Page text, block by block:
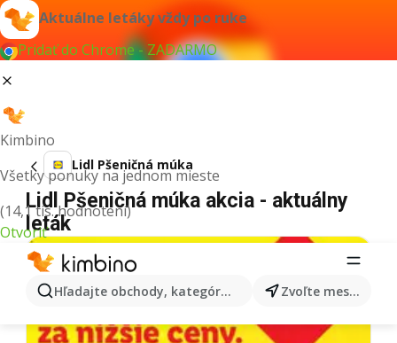
Aktuálne letáky vždy po ruke
Pridať do Chrome - ZADARMO
Kimbino
Všetky ponuky na jednom mieste
(14,1 tis. hodnotení)
Otvoriť
Hľadajte obchody, kategórie, produkty... Zvoľte mesto
Lidl Pšeničná múka
Lidl Pšeničná múka akcia - aktuálny
leták